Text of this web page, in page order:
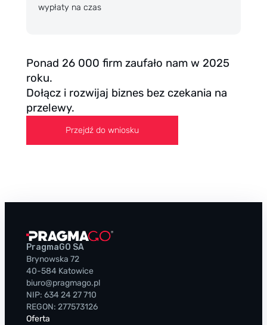
wypłaty na czas
Ponad 26 000 firm zaufało nam w 2025
roku.
Dołącz i rozwijaj biznes bez czekania na
przelewy.
Przejdź do wniosku
PragmaGO SA
Brynowska 72
40-584 Katowice
biuro@pragmago.pl
NIP: 634 24 27 710
REGON: 277573126
Oferta